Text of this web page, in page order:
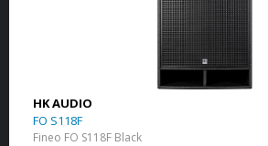
HK AUDIO
FO S118F
Fineo FO S118F Black